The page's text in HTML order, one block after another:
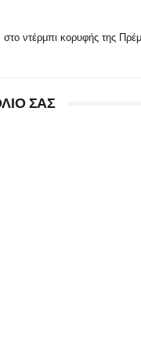
ντέρμπι κορυφής της
ΣΑΣ